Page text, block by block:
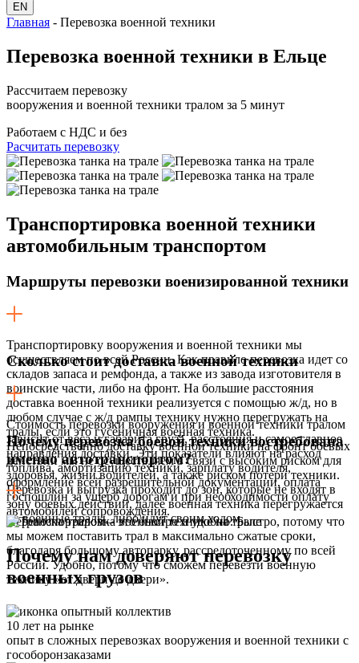
EN
Главная - Перевозка военной техники
Перевозка военной техники в Ельце
Рассчитаем перевозку
вооружения и военной техники тралом за 5 минут
Работаем с НДС и без
Расчитать перевозку
Транспортировка военной техники
автомобильным транспортом
Маршруты перевозки военизированной техники
Транспортировку вооружения и военной техники мы
осуществляем по всей России. Как правило перевозка идет со
складов запаса и ремфонда, а также из завода изготовителя в
воинские части, либо на фронт. На большие расстояния
доставка военной техники реализуется с помощью ж/д, но в
любом случае с ж/д рампы технику нужно перегружать на
тралы, если это гусеничная военная техника.
Непосредственно доставку военной техники на фронт боевых
действий мы не осуществляем в связи с высоким риском для
здоровья, жизни водителей, а также риском потери техники.
Перевозка и выгрузка проходит до зон, которые не входят в
зону боевых действий, далее военная техника перегружается
на военные тралы, либо идут своим ходом.
Сколько стоит доставка военной техники
Стоимость перевозки вооружения и военной техники тралом
зависит от веса и габарита груза, расстояния и самое главное
направления доставки. Эти показатели влияют на расход
топлива, амортизацию техники, зарплату водителя,
оформление всей разрешительной документации, оплата
госпошлин за ущерб дорогам и при необходимости оплату
автомобилей сопровождения.
Почему перевозка боевой техники востребована
именно автотранспортом?
Перевозка тралом – это быстро и удобно. Быстро, потому что
мы можем поставить трал в максимально сжатые сроки,
благодаря большому автопарку, рассредоточенному по всей
России. Удобно, потому что сможем перевезти военную
технику «от двери до двери».
Почему нам доверяют перевозку
военных грузов
10 лет на рынке
опыт в сложных перевозках вооружения и военной техники с
гособоронзаказами